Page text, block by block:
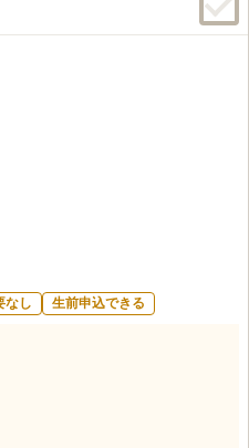
と思うが利用したことはない。今
なし 生前申込できる